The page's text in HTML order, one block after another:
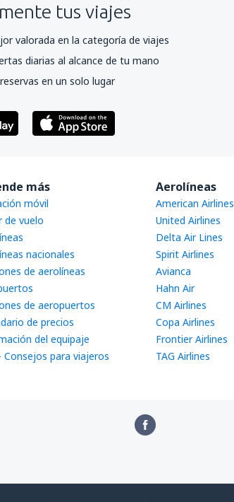
tus viajes
valorada en la categoría de viajes
diarias al alcance de tu mano
en un solo lugar
más
móvil
de vuelo
nacionales
de aerolíneas
de aeropuertos
de precios
del equipaje
Consejos para viajeros
Aerolíneas
American Airlines
United Airlines
Delta Air Lines
Spirit Airlines
Avianca
Hahn Air
CM Airlines
Copa Airlines
Frontier Airlines
TAG Airlines